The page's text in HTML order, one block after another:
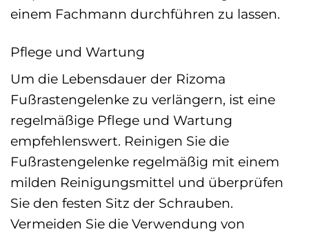
einem Fachmann durchführen zu lassen.
Pflege und Wartung
Um die Lebensdauer der Rizoma
Fußrastengelenke zu verlängern, ist eine
regelmäßige Pflege und Wartung
empfehlenswert. Reinigen Sie die
Fußrastengelenke regelmäßig mit einem
milden Reinigungsmittel und überprüfen
Sie den festen Sitz der Schrauben.
Vermeiden Sie die Verwendung von